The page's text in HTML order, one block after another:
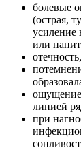
болевые
(острая,
усиление
или
линией
при